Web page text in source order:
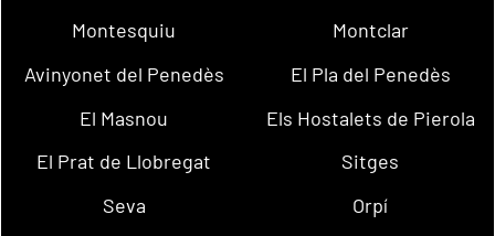
Montesquiu
Montclar
Avinyonet del Penedès
El Pla del Penedès
El Masnou
Els Hostalets de Pierola
El Prat de Llobregat
Sitges
Seva
Orpí